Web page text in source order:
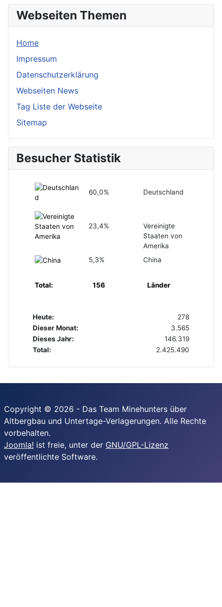
Webseiten Themen
Home
Impressum
Datenschutzerklärung
Webseiten News
Tag Liste der Webseite
Sitemap
Besucher Statistik
60,0% Deutschland
23,4%
Vereinigte
Staaten von
Amerika
5,3%
China
Total: 156 Länder
Heute:
278
Dieser Monat:
3.565
Dieses Jahr:
146.319
Total:
2.425.490
Copyright © 2026 - Das Team Minehunters über
Altbergbau und Untertage-Verlagerungen. Alle Rechte
vorbehalten.
Joomla! ist freie, unter der GNU/GPL-Lizenz
veröffentlichte Software.